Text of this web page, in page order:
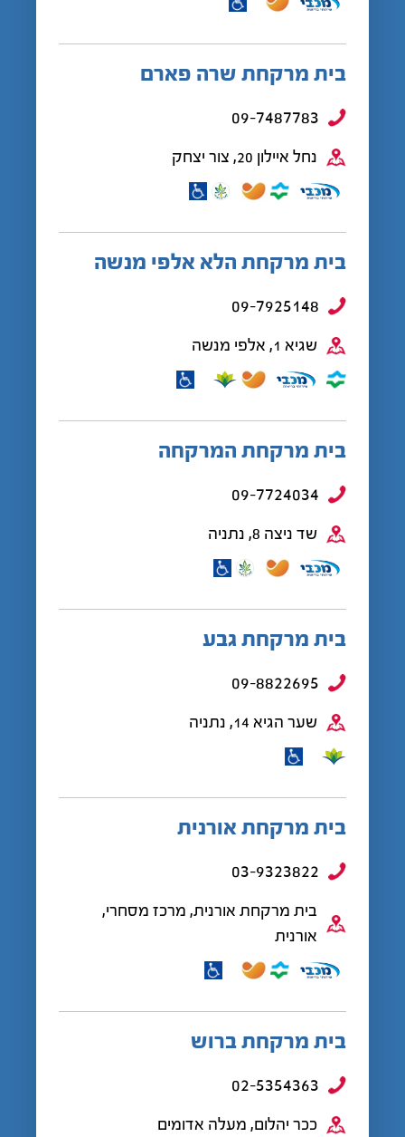
בית מרקחת שרה פארם
09-7487783
נחל איילון 20, צור יצחק
בית מרקחת הלא אלפי מנשה
09-7925148
שגיא 1, אלפי מנשה
בית מרקחת המרקחה
09-7724034
שד ניצה 8, נתניה
בית מרקחת גבע
09-8822695
שער הגיא 14, נתניה
בית מרקחת אורנית
03-9323822
בית מרקחת אורנית, מרכז מסחרי,
אורנית
בית מרקחת ברוש
02-5354363
ככר יהלום, מעלה אדומים